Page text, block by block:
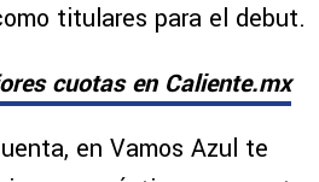
titulares para el debut.
cuotas en Caliente.mx
en Vamos Azul te